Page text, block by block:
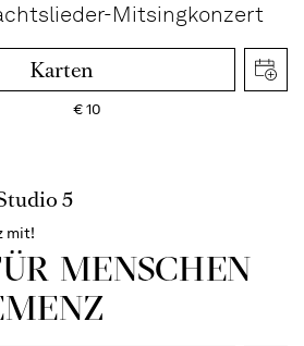
Mitsingkonzert
Karten
€10
5
mit!
MENSCHEN